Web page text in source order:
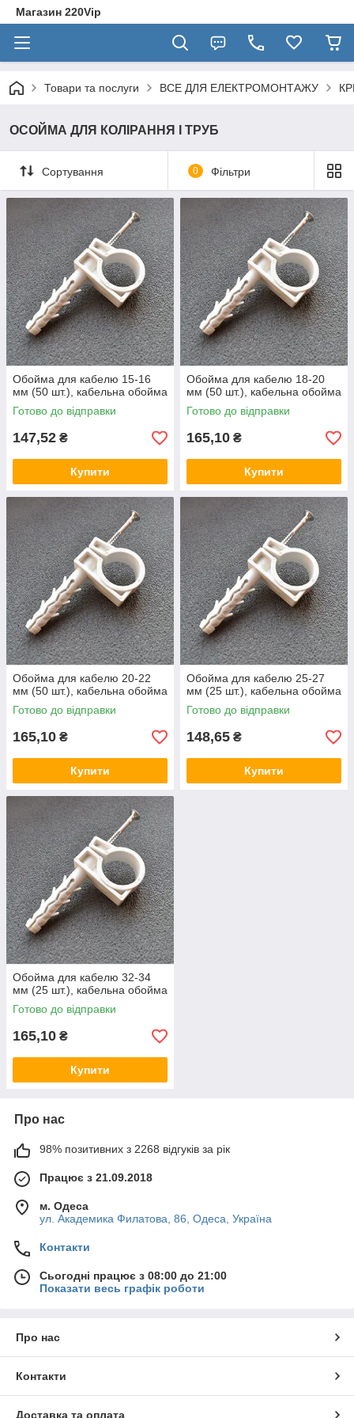
Магазин 220Vip
Товари та послуги ВСЕ ДЛЯ ЕЛЕКТРОМОНТАЖУ
ОСОЙМА ДЛЯ КОЛІРАННЯ І ТРУБ
Сортування 0 Фільтри
Обойма для кабелю 15-16
мм (50 шт.), кабельна обойма
Готово до відправки
147,52 ₴
Купити
Обойма для кабелю 18-20
мм (50 шт.), кабельна обойма
Готово до відправки
165,10 ₴
Купити
Обойма для кабелю 20-22
мм (50 шт.), кабельна обойма
Готово до відправки
165,10 ₴
Купити
Обойма для кабелю 25-27
мм (25 шт.), кабельна обойма
Готово до відправки
148,65 ₴
Купити
Обойма для кабелю 32-34
мм (25 шт.), кабельна обойма
Готово до відправки
165,10 ₴
Купити
Про нас
98% позитивних з 2268 відгуків за рік
Працює з 21.09.2018
м. Одеса
ул. Академика Филатова, 86, Одеса, Україна
Контакти
Сьогодні працює з 08:00 до 21:00
Показати весь графік роботи
Про нас
Контакти
Доставка та оплата